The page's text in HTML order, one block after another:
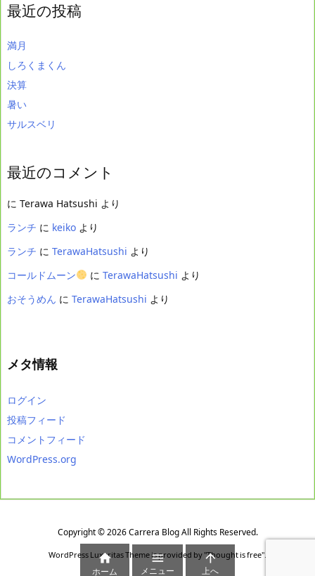
最近の投稿
満月
しろくまくん
決算
暑い
サルスベリ
最近のコメント
に Terawa Hatsushi より
ランチ に keiko より
ランチ に TerawaHatsushi より
コールドムーン
に TerawaHatsushi より
おそうめん に TerawaHatsushi より
メタ情報
ログイン
投稿フィード
コメントフィード
WordPress.org
Copyright ©2026 Carrera BlogAll Rights Reserved.
WordPress Luxeritas Theme is provided by "Thought is free".

ホーム

メニュー

上へ